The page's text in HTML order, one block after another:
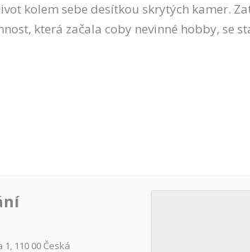
kolem sebe desítkou skrytých kamer.
která začala coby nevinné hobby, se
1, 110 00 Česká